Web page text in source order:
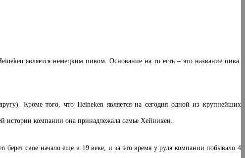
является немецким пивом. Основание на то есть – это название пива.
Кроме того, что Heineken является на сегодня одной из крупнейших
истории компании она принадлежала семье Хейникен.
берет свое начало еще в 19 веке, и за это время у руля компании побывало 4